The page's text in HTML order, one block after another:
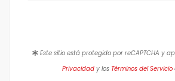
Este sitio está protegido por reCAPTCHA y
Privacidady los Términos del Servicio